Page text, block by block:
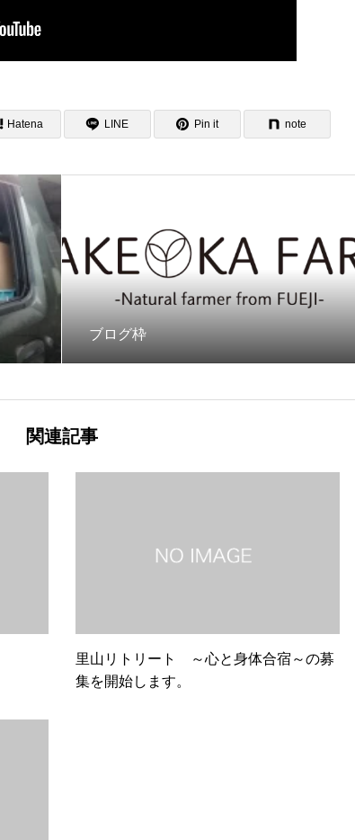
Hatena LINE Pin it note
ブログ枠
関連記事
里山リトリート ～心と身体合宿～の募
集を開始します。